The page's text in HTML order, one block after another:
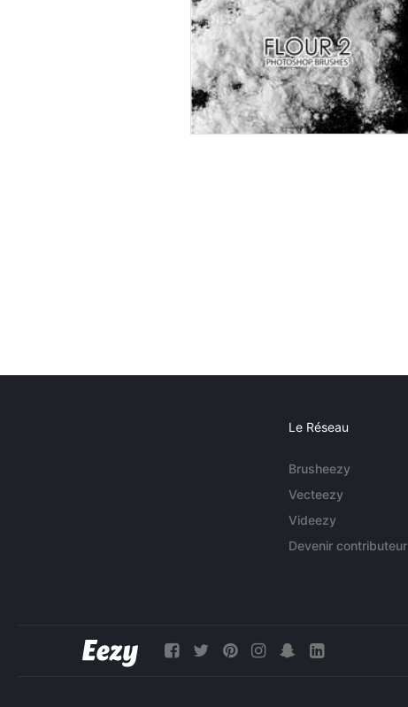
Le Réseau
Brusheezy
Vecteezy
Videezy
Devenir contributeur